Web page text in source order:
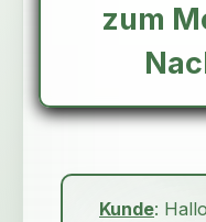
zum
Kunde: